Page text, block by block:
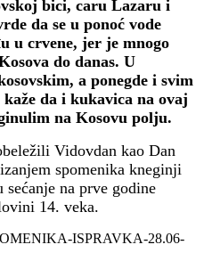
bici, caru Lazaru i
da se u ponoć vode
u crvene, jer je mnogo
do danas. U
a ponegde i svim
da i kukavica na ovaj
na Kosovu polju.
Vidovdan kao Dan
spomenika kneginji
na prve godine
14. veka.